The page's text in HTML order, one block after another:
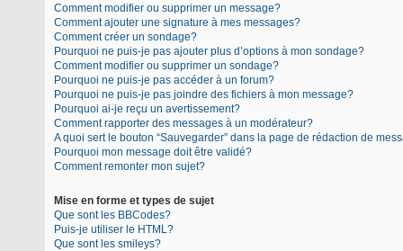
Comment modifier ou supprimer un message?
Comment ajouter une signature à mes messages?
Comment créer un sondage?
Pourquoi ne puis-je pas ajouter plus d’options à mon sondage?
Comment modifier ou supprimer un sondage?
Pourquoi ne puis-je pas accéder à un forum?
Pourquoi ne puis-je pas joindre des fichiers à mon message?
Pourquoi ai-je reçu un avertissement?
Comment rapporter des messages à un modérateur?
A quoi sert le bouton “Sauvegarder” dans la page de rédaction de
Pourquoi mon message doit être validé?
Comment remonter mon sujet?
Mise en forme et types de sujet
Que sont les BBCodes?
Puis-je utiliser le HTML?
Que sont les smileys?